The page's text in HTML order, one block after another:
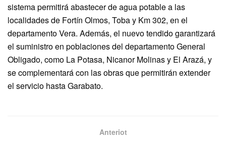
sistema permitirá abastecer de agua potable a las
localidades de Fortín Olmos, Toba y Km 302, en el
departamento Vera. Además, el nuevo tendido garantizará
el suministro en poblaciones del departamento General
Obligado, como La Potasa, Nicanor Molinas y El Arazá, y
se complementará con las obras que permitirán extender
el servicio hasta Garabato.
Anteriot